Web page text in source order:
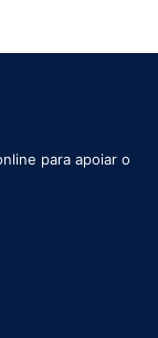
para apoiar o